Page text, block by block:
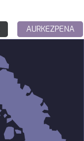
AURKEZPENA